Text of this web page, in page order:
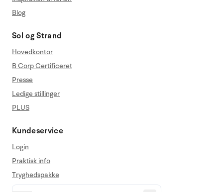
Blog
Sol og Strand
Hovedkontor
B Corp Certificeret
Presse
Ledige stillinger
PLUS
Kundeservice
Login
Praktisk info
Tryghedspakke